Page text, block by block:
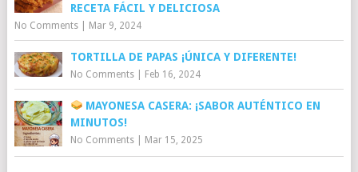
RECETA FÁCIL Y DELICIOSA
No Comments| Mar 9, 2024
TORTILLA DE PAPAS ¡ÚNICA Y DIFERENTE!
No Comments| Feb 16, 2024
MAYONESA CASERA: ¡SABOR AUTÉNTICO EN
MINUTOS!
No Comments| Mar 15, 2025